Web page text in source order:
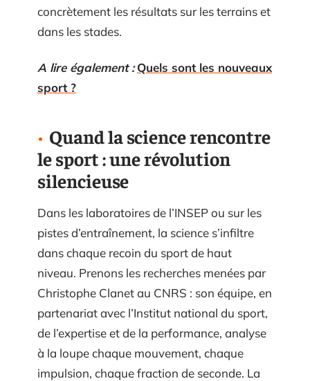
concrètement les résultats sur les terrains et
dans les stades.
A lire également : Quels sont les nouveaux
sport ?
Quand la science rencontre
le sport : une révolution
silencieuse
Dans les laboratoires de l’INSEP ou sur les
pistes d’entraînement, la science s’infiltre
dans chaque recoin du sport de haut
niveau. Prenons les recherches menées par
Christophe Clanet au CNRS : son équipe, en
partenariat avec l’Institut national du sport,
de l’expertise et de la performance, analyse
à la loupe chaque mouvement, chaque
impulsion, chaque fraction de seconde. La